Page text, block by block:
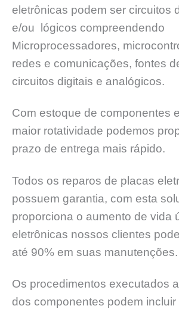
eletrônicas podem ser circuitos
e/ou lógicos compreendendo
Microprocessadores,
redes e comunicações, fontes
circuitos digitais e analógicos.
Com estoque de componentes
maior rotatividade podemos
prazo de entrega mais rápido.
Todos os reparos de placas
possuem garantia, com esta
proporciona o aumento de vida
eletrônicas nossos clientes
até 90% em suas manutenções.
Os procedimentos executados
dos componentes podem incluir